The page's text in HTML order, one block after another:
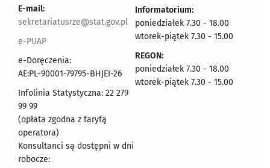
E-mail:
sekretariatusrze@stat.gov.pl
e-PUAP
e-Doręczenia:
AE:PL-90001-79795-BHJEI-26
Infolinia Statystyczna: 22 279
99 99
(opłata zgodna z taryfą
operatora)
Konsultanci są dostępni w dni
robocze:
Informatorium:
poniedziałek 7.30 - 18.00
wtorek-piątek 7.30 - 15.00
REGON:
poniedziałek 7.30 - 18.00
wtorek-piątek 7.30 - 15.00